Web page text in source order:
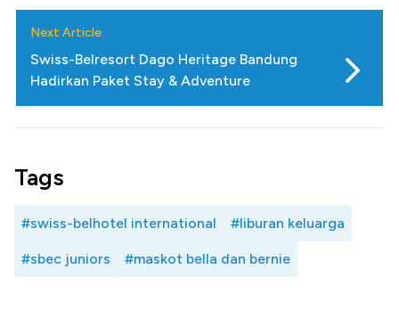
Next Article
Swiss-Belresort Dago Heritage Bandung
Hadirkan Paket Stay & Adventure
Tags
#swiss-belhotel international #liburan keluarga
#sbec juniors #maskot bella dan bernie